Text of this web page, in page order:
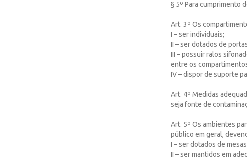
§ 5º Para cumprimento
Art. 3º Os
I – ser individuais;
II – ser dotados de
III – possuir ralos
entre os
IV – dispor de suporte
Art. 4º Medidas
seja fonte de
Art. 5º Os ambientes
público em geral,
I – ser dotados de
II – ser mantidos em